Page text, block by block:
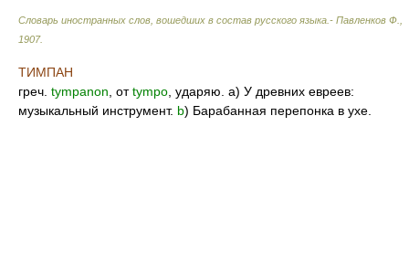
Словарь иностранных слов, вошедших в состав русского языка.- Павленков Ф.
1907.
ТИМПАН
греч. tympanon , отtympo , ударяю. а) У древних евреев:
музыкальный инструмент. b) Барабанная перепонка в ухе.